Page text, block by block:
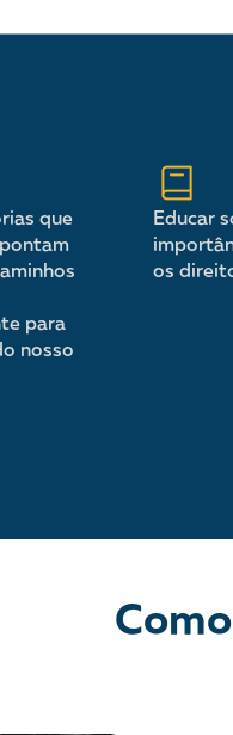
que
para
nosso
Educar
os